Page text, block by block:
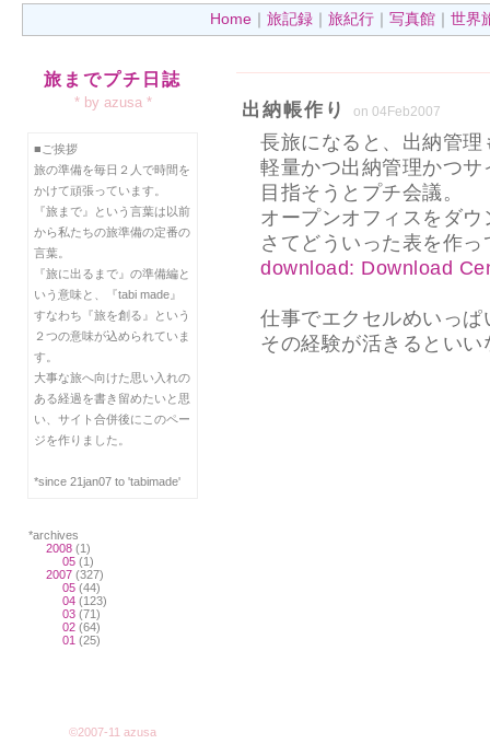
Home｜ 旅記録｜ 旅紀行｜ 写真館｜ 世界
旅までプチ日誌
* by azusa *
■ご挨拶
旅の準備を毎日２人で時間を
かけて頑張っています。
『旅まで』という言葉は以前
から私たちの旅準備の定番の
言葉。
『旅に出るまで』の準備編と
いう意味と、『tabi made』
すなわち『旅を創る』という
２つの意味が込められていま
す。
大事な旅へ向けた思い入れの
ある経過を書き留めたいと思
い、サイト合併後にこのペー
ジを作りました。
*since 21jan07 to 'tabimade'
*archives
2008(1)
05 (1)
2007(327)
05 (44)
04 (123)
03 (71)
02 (64)
01 (25)
©2007-11 azusa
出納帳作り on 04Feb2007
長旅になると、出納管理
軽量かつ出納管理かつ
目指そうとプチ会議。
オープンオフィスをダ
さてどういった表を作
download: Download
仕事でエクセルめいっ
その経験が活きるといい